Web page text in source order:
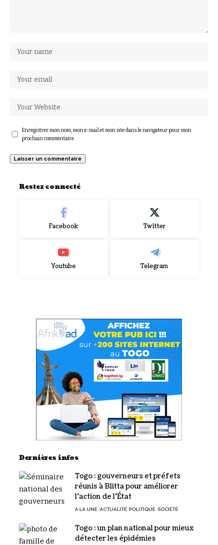
Enregistrer mon nom, mon e-mail et mon site dans le navigateur pour mon
prochain commentaire.
Restez connecté
Facebook Twitter
Youtube Telegram
Dernières infos
Togo : gouverneurs et préfets
réunis à Blitta pour améliorer
l’action de l’État
A LA UNE ACTUALITÉ POLITIQUE SOCIÉTÉ
Togo : un plan national pour mieux
détecter les épidémies